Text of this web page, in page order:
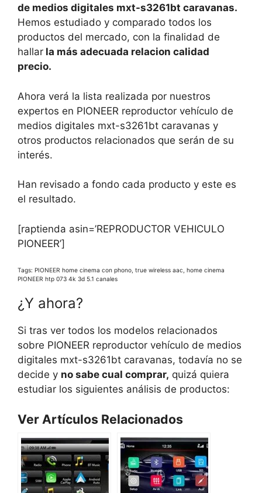
de medios digitales mxt-s3261bt caravanas.
Hemos estudiado y comparado todos los
productos del mercado, con la finalidad de
hallar la más adecuada relacion calidad
precio.
Ahora verá la lista realizada por nuestros
expertos en PIONEER reproductor vehículo de
medios digitales mxt-s3261bt caravanas y
otros productos relacionados que serán de su
interés.
Han revisado a fondo cada producto y este es
el resultado.
[raptienda asin=’REPRODUCTOR VEHICULO
PIONEER’]
Tags: PIONEER home cinema con phono, true wireless aac, home cinema
PIONEER htp 073 4k 3d 5.1 canales
¿Y ahora?
Si tras ver todos los modelos relacionados
sobre PIONEER reproductor vehículo de medios
digitales mxt-s3261bt caravanas, todavía no se
decide y no sabe cual comprar, quizá quiera
estudiar los siguientes análisis de productos:
Ver Artículos Relacionados